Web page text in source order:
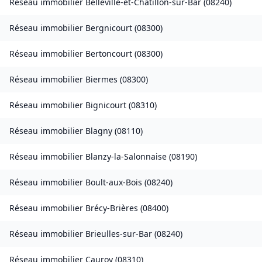
Réseau immobilier Belleville-et-Châtillon-sur-Bar (08240)
Réseau immobilier Bergnicourt (08300)
Réseau immobilier Bertoncourt (08300)
Réseau immobilier Biermes (08300)
Réseau immobilier Bignicourt (08310)
Réseau immobilier Blagny (08110)
Réseau immobilier Blanzy-la-Salonnaise (08190)
Réseau immobilier Boult-aux-Bois (08240)
Réseau immobilier Brécy-Brières (08400)
Réseau immobilier Brieulles-sur-Bar (08240)
Réseau immobilier Cauroy (08310)